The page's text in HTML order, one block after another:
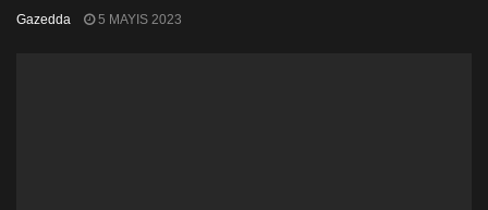
Gazedda 5 MAYIS 2023